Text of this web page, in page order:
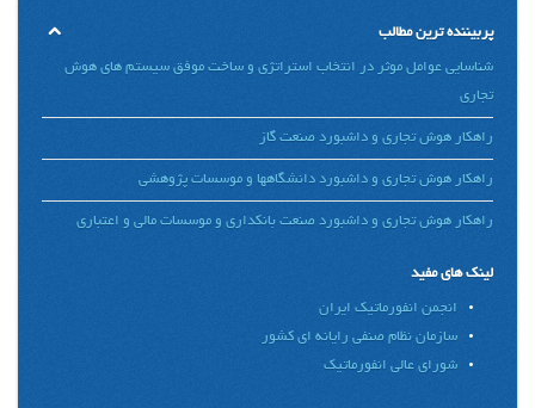
پربیننده ترین مطالب
شناسایی عوامل موثر در انتخاب استراتژی و ساخت موفق سیستم های هوش
تجاری
راهکار هوش تجاری و داشبورد صنعت گاز
راهکار هوش تجاری و داشبورد دانشگاهها و موسسات پژوهشی
راهکار هوش تجاری و داشبورد صنعت بانکداری و موسسات مالی و اعتباری
لینک های مفید
انجمن انفورماتیک ایران
سازمان نظام صنفی رایانه ای کشور
شورای عالی انفورماتیک